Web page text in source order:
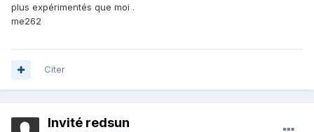
plus expérimentés que moi .
me262
Citer
Invité redsun